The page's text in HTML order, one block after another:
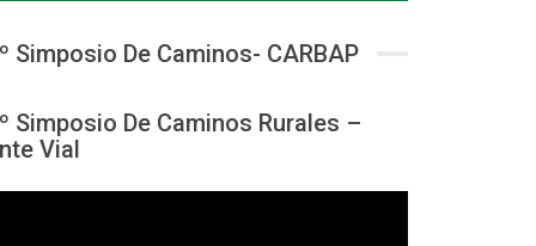
Simposio De Caminos- CARBAP
Simposio De Caminos Rurales –
Vial